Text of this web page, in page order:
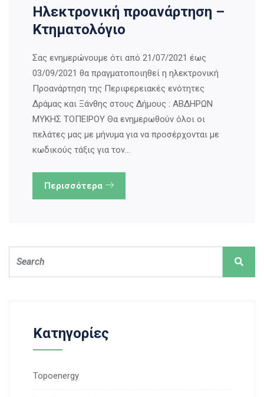
Ηλεκτρονική προανάρτηση –
Κτηματολόγιο
Σας ενημερώνουμε ότι από 21/07/2021 έως
03/09/2021 θα πραγματοποιηθεί η ηλεκτρονική
Προανάρτηση της Περιφερειακές ενότητες
Δράμας και Ξάνθης στους Δήμους : ΑΒΔΗΡΩΝ
ΜΥΚΗΣ ΤΟΠΕΙΡΟΥ Θα ενημερωθούν όλοι οι
πελάτες μας με μήνυμα για να προσέρχονται με
κωδικούς τάξις για τον…
Περισσότερα
Kατηγορίες
Topoenergy